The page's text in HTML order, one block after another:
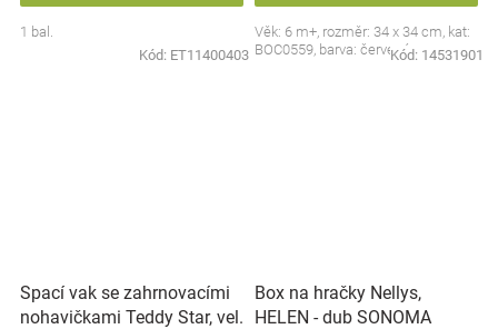
1 bal.
Kód: ET11400403
Věk: 6 m+, rozměr: 34 x 34 cm, kat:
BOC0559, barva: červená
Kód: 14531901
Spací vak se zahrnovacími
nohavičkami Teddy Star, vel.
Box na hračky Nellys,
HELEN - dub SONOMA